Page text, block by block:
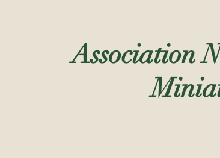
Association